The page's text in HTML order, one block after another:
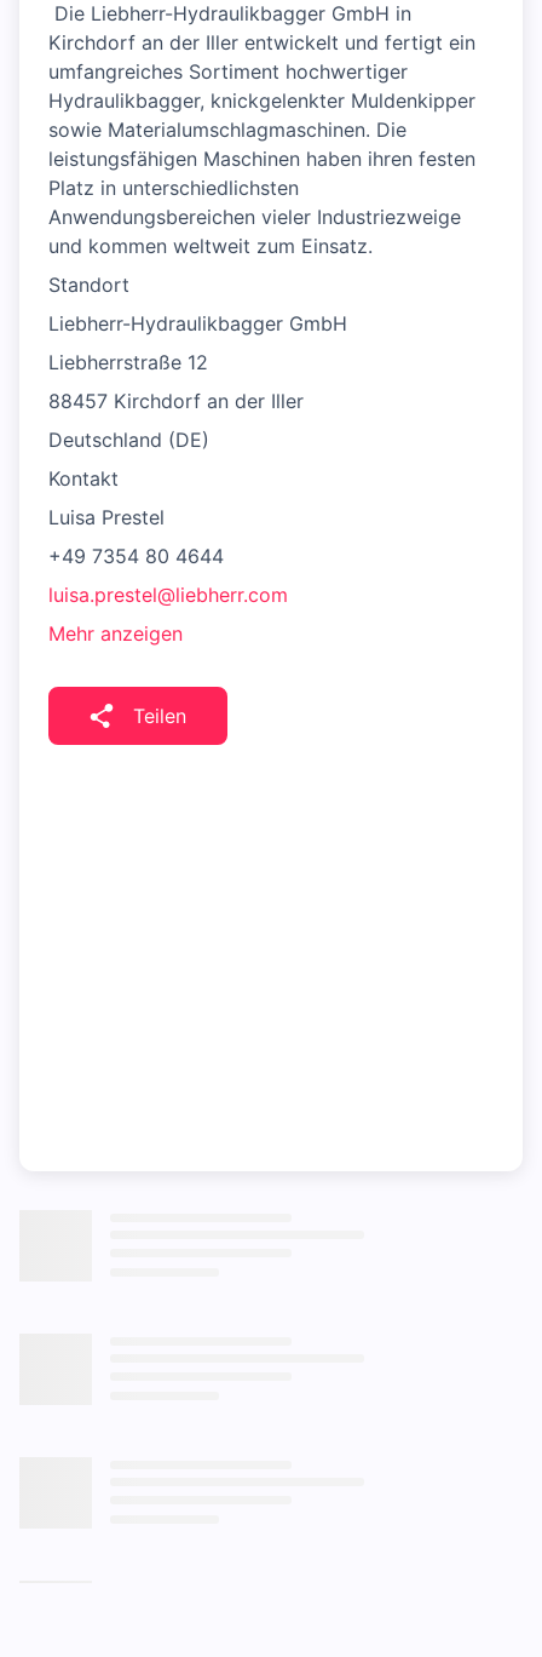
​ Die Liebherr-Hydraulikbagger GmbH in
Kirchdorf an der Iller entwickelt und fertigt ein
umfangreiches Sortiment hochwertiger
Hydraulikbagger, knickgelenkter Muldenkipper
sowie Materialumschlagmaschinen. Die
leistungsfähigen Maschinen haben ihren festen
Platz in unterschiedlichsten
Anwendungsbereichen vieler Industriezweige
und kommen weltweit zum Einsatz.
Standort
Liebherr-Hydraulikbagger GmbH
Liebherrstraße 12
88457 Kirchdorf an der Iller
Deutschland (DE)
Kontakt
Luisa Prestel
+49 7354 80 4644
luisa.prestel@liebherr.com
Mehr anzeigen
Teilen